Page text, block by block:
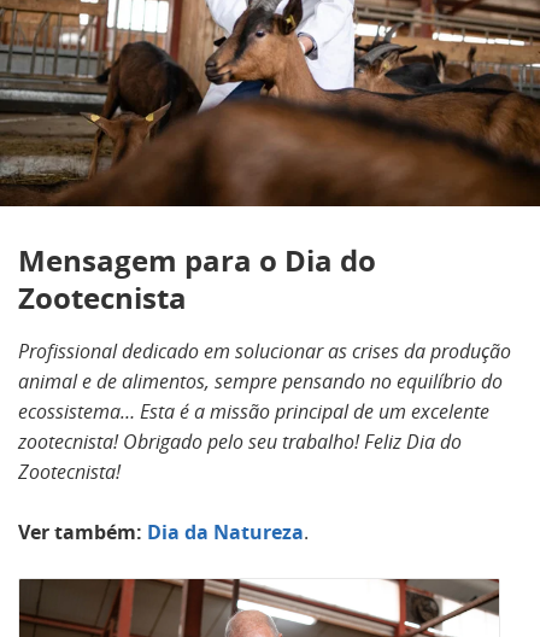
Mensagem para o Dia do
Zootecnista
Profissional dedicado em solucionar as crises da produção
animal e de alimentos, sempre pensando no equilíbrio do
ecossistema… Esta é a missão principal de um excelente
zootecnista! Obrigado pelo seu trabalho! Feliz Dia do
Zootecnista!
Ver também: Dia da Natureza.